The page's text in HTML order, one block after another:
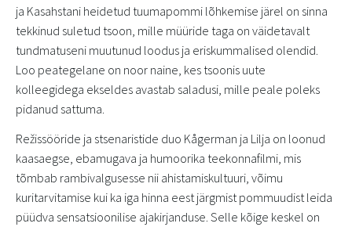
ja Kasahstani heidetud tuumapommi lõhkemise järel on sinna
tekkinud suletud tsoon, mille müüride taga on väidetavalt
tundmatuseni muutunud loodus ja eriskummalised olendid.
Loo peategelane on noor naine, kes tsoonis uute
kolleegidega ekseldes avastab saladusi, mille peale poleks
pidanud sattuma.
Režissööride ja stsenaristide duo Kågerman ja Lilja on loonud
kaasaegse, ebamugava ja humoorika teekonnafilmi, mis
tõmbab rambivalgusesse nii ahistamiskultuuri, võimu
kuritarvitamise kui ka iga hinna eest järgmist pommuudist leida
püüdva sensatsioonilise ajakirjanduse. Selle kõige keskel on